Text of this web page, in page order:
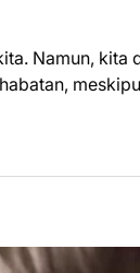
Namun,